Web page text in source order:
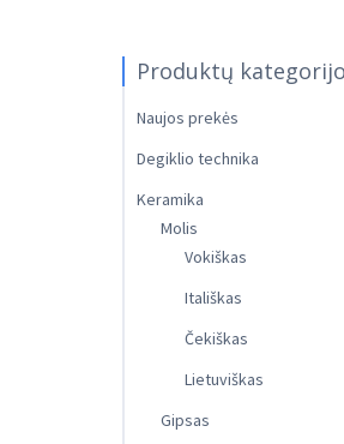
Produktų
Naujos prekės
Degiklio technika
Keramika
Molis
Vokiškas
Itališkas
Čekiškas
Lietuviškas
Gipsas